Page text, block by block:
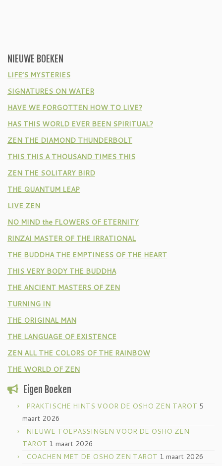
NIEUWE BOEKEN
LIFE’S MYSTERIES
SIGNATURES ON WATER
HAVE WE FORGOTTEN HOW TO LIVE?
HAS THIS WORLD EVER BEEN SPIRITUAL?
ZEN THE DIAMOND THUNDERBOLT
THIS THIS A THOUSAND TIMES THIS
ZEN THE SOLITARY BIRD
THE QUANTUM LEAP
LIVE ZEN
NO MIND the FLOWERS OF ETERNITY
RINZAI MASTER OF THE IRRATIONAL
THE BUDDHA THE EMPTINESS OF THE HEART
THIS VERY BODY THE BUDDHA
THE ANCIENT MASTERS OF ZEN
TURNING IN
THE ORIGINAL MAN
THE LANGUAGE OF EXISTENCE
ZEN ALL THE COLORS OF THE RAINBOW
THE WORLD OF ZEN
Eigen Boeken
PRAKTISCHE HINTS VOOR DE OSHO ZEN TAROT 5
maart 2026
NIEUWE TOEPASSINGEN VOOR DE OSHO ZEN
TAROT 1 maart 2026
COACHEN MET DE OSHO ZEN TAROT 1 maart 2026